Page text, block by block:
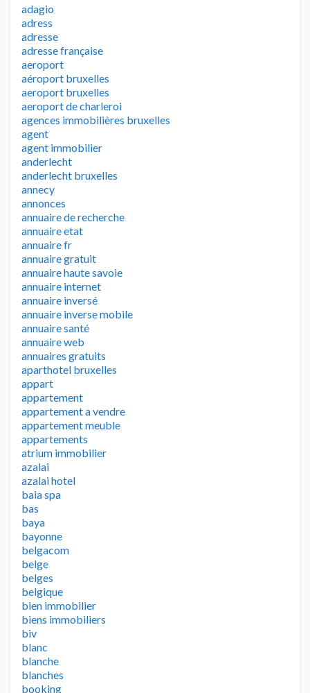
adagio
adress
adresse
adresse française
aeroport
aéroport bruxelles
aeroport bruxelles
aeroport de charleroi
agences immobilières bruxelles
agent
agent immobilier
anderlecht
anderlecht bruxelles
annecy
annonces
annuaire de recherche
annuaire etat
annuaire fr
annuaire gratuit
annuaire haute savoie
annuaire internet
annuaire inversé
annuaire inverse mobile
annuaire santé
annuaire web
annuaires gratuits
aparthotel bruxelles
appart
appartement
appartement a vendre
appartement meuble
appartements
atrium immobilier
azalai
azalai hotel
baia spa
bas
baya
bayonne
belgacom
belge
belges
belgique
bien immobilier
biens immobiliers
biv
blanc
blanche
blanches
booking